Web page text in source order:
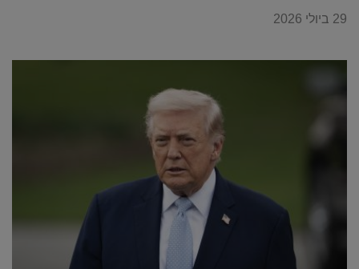
29 ביולי 2026